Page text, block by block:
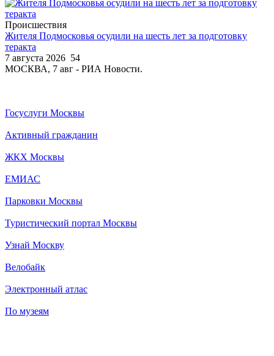
Происшествия
Жителя Подмосковья осудили на шесть лет за подготовку
теракта
7 августа 2026 54
МОСКВА, 7 авг - РИА Новости.
Госуслуги Москвы
Активный гражданин
ЖКХ Москвы
ЕМИАС
Парковки Москвы
Туристический портал Москвы
Узнай Москву
Велобайк
Электронный атлас
По музеям